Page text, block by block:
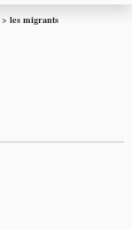
>les migrants